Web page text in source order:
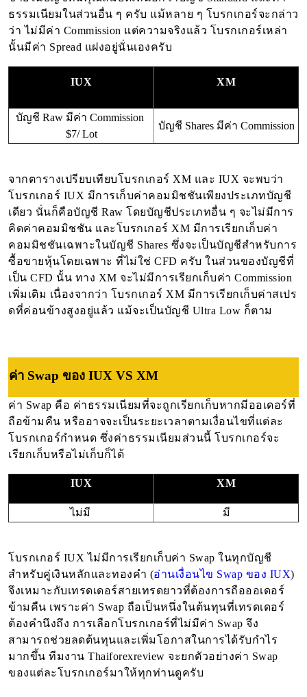
ธรรมเนียมในส่วนอื่น ๆ ครับ แม้หลาย ๆ โบรกเกอร์จะกล่าว
ว่า ไม่มีค่า Commission แต่ความจริงแล้ว โบรกเกอร์เหล่า
นั้นมีค่า Spread แฝงอยู่นั่นเองครับ
IUX XM
บัญชี Raw มีค่า Commission
$7/ Lot
บัญชี Shares มีค่า Commission
จากตารางเปรียบเทียบโบรกเกอร์ XM และ IUX จะพบว่า
โบรกเกอร์ IUX มีการเก็บค่าคอมมิชชันเพียงประเภทบัญชี
เดียว นั่นก็คือบัญชี Raw โดยบัญชีประเภทอื่น ๆ จะไม่มีการ
คิดค่าคอมมิชชัน และโบรกเกอร์ XM มีการเรียกเก็บค่า
คอมมิชชันเฉพาะในบัญชี Shares ซึ่งจะเป็นบัญชีสำหรับการ
ซื้อขายหุ้นโดยเฉพาะ ที่ไม่ใช่ CFD ครับ ในส่วนของบัญชีที่
เป็น CFD นั้น ทาง XM จะไม่มีการเรียกเก็บค่า Commission
เพิ่มเติม เนื่องจากว่า โบรกเกอร์ XM มีการเรียกเก็บค่าสเปร
ดที่ค่อนข้างสูงอยู่แล้ว แม้จะเป็นบัญชี Ultra Low ก็ตาม
ค่า Swap ของ IUX VS XM
ค่า Swap คือ ค่าธรรมเนียมที่จะถูกเรียกเก็บหากมีออเดอร์ที่
ถือข้ามคืน หรืออาจจะเป็นระยะเวลาตามเงื่อนไขที่แต่ละ
โบรกเกอร์กำหนด ซึ่งค่าธรรมเนียมส่วนนี้ โบรกเกอร์จะ
เรียกเก็บหรือไม่เก็บก็ได้
IUX XM
ไม่มี มี
โบรกเกอร์ IUX ไม่มีการเรียกเก็บค่า Swap ในทุกบัญชี
สำหรับคู่เงินหลักและทองคำ (อ่านเงื่อนไข Swap ของ IUX)
จึงเหมาะกับเทรดเดอร์สายเทรดยาวที่ต้องการถือออเดอร์
ข้ามคืน เพราะค่า Swap ถือเป็นหนึ่งในต้นทุนที่เทรดเดอร์
ต้องคำนึงถึง การเลือกโบรกเกอร์ที่ไม่มีค่า Swap จึง
สามารถช่วยลดต้นทุนและเพิ่มโอกาสในการได้รับกำไร
มากขึ้น ทีมงาน Thaiforexreview จะยกตัวอย่างค่า Swap
ของแต่ละโบรกเกอร์มาให้ทุกท่านดูครับ